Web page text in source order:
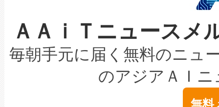
取得できる可能性もあります
設には、3億～4億ドルかか
最高経営責任者（CEO）であ
す。「当社のfully-connected
ームを利用すれば、6,000万
限を超えて利用可能な電力容
持できるよう貢献します。こ
ービスレベル契約（SLA）違
テリー性能の劣化によるダウ
念は、現在データセンターが
なレーザースポットにより、
な環境下でも豊かなディテー
キロメートル範囲を検出
LiDAR for Inspections,
は1535 nmレーザーを搭載。
ＡＡｉＴニュース
毎朝手元に届く無料のニュ
のアジアＡＩ
無料